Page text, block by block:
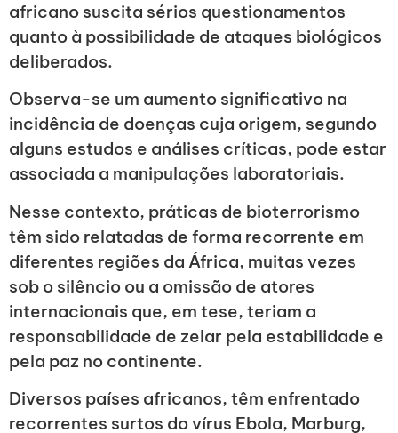
africano suscita sérios questionamentos
quanto à possibilidade de ataques biológicos
deliberados.
Observa-se um aumento significativo na
incidência de doenças cuja origem, segundo
alguns estudos e análises críticas, pode estar
associada a manipulações laboratoriais.
Nesse contexto, práticas de bioterrorismo
têm sido relatadas de forma recorrente em
diferentes regiões da África, muitas vezes
sob o silêncio ou a omissão de atores
internacionais que, em tese, teriam a
responsabilidade de zelar pela estabilidade e
pela paz no continente.
Diversos países africanos, têm enfrentado
recorrentes surtos do vírus Ebola, Marburg,